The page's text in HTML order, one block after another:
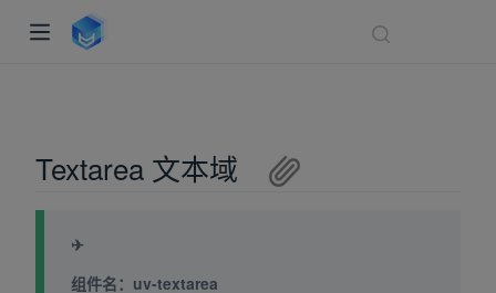
Textarea 文本域
✈
组件名：uv-textarea